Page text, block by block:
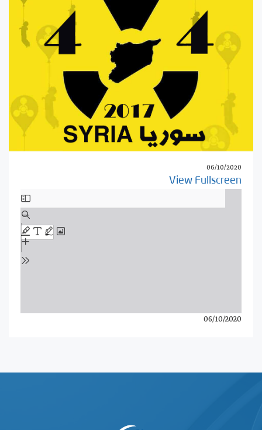
06/10/2020
View Fullscreen
06/10/2020